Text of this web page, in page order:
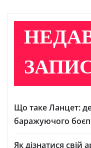
Що таке Ланцет:
баражуючого
Як дізнатися свій